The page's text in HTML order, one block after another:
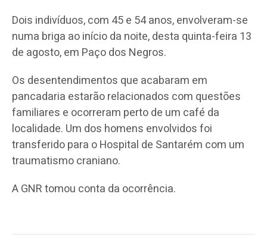
Dois indivíduos, com 45 e 54 anos, envolveram-se
numa briga ao início da noite, desta quinta-feira 13
de agosto, em Paço dos Negros.
Os desentendimentos que acabaram em
pancadaria estarão relacionados com questões
familiares e ocorreram perto de um café da
localidade. Um dos homens envolvidos foi
transferido para o Hospital de Santarém com um
traumatismo craniano.
A GNR tomou conta da ocorrência.